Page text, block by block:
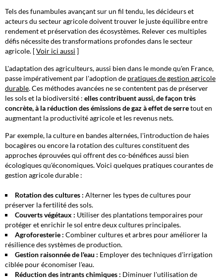
Tels des funambules avançant sur un fil tendu, les décideurs et
acteurs du secteur agricole doivent trouver le juste équilibre entre
rendement et préservation des écosystèmes. Relever ces multiples
défis nécessite des transformations profondes dans le secteur
agricole. [Voir ici aussi ]
L'adaptation des agriculteurs, aussi bien dans le monde qu'en France,
passe impérativement par l'adoption de pratiques de gestion agricole
durable. Ces méthodes avancées ne se contentent pas de préserver
les sols et la biodiversité : elles contribuent aussi, de façon très
concrète, à la réduction des émissions de gaz à effet de serretout en
augmentant la productivité agricole et les revenus nets.
Par exemple, la culture en bandes alternées, l'introduction de haies
bocagères ou encore la rotation des cultures constituent des
approches éprouvées qui offrent des co-bénéfices aussi bien
écologiques qu'économiques. Voici quelques pratiques courantes de
gestion agricole durable :
Rotation des cultures : Alterner les types de cultures pour
préserver la fertilité des sols.
Couverts végétaux : Utiliser des plantations temporaires pour
protéger et enrichir le sol entre deux cultures principales.
Agroforesterie : Combiner cultures et arbres pour améliorer la
résilience des systèmes de production.
Gestion raisonnée de l'eau : Employer des techniques d'irrigation
ciblée pour économiser l'eau.
Réduction des intrants chimiques : Diminuer l'utilisation de